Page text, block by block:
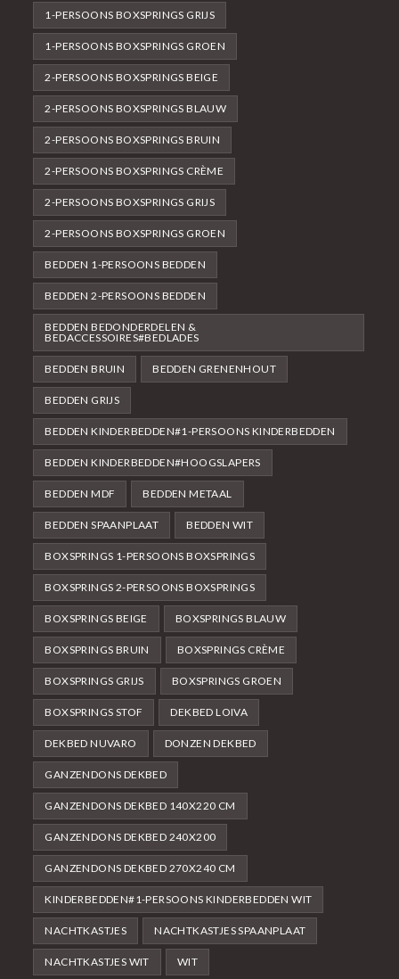
1-PERSOONS BOXSPRINGS GRIJS
1-PERSOONS BOXSPRINGS GROEN
2-PERSOONS BOXSPRINGS BEIGE
2-PERSOONS BOXSPRINGS BLAUW
2-PERSOONS BOXSPRINGS BRUIN
2-PERSOONS BOXSPRINGS CRÈME
2-PERSOONS BOXSPRINGS GRIJS
2-PERSOONS BOXSPRINGS GROEN
BEDDEN 1-PERSOONS BEDDEN
BEDDEN 2-PERSOONS BEDDEN
BEDDEN BEDONDERDELEN &
BEDACCESSOIRES#BEDLADES
BEDDEN BRUIN BEDDEN GRENENHOUT
BEDDEN GRIJS
BEDDEN KINDERBEDDEN#1-PERSOONS KINDERBEDDEN
BEDDEN KINDERBEDDEN#HOOGSLAPERS
BEDDEN MDF BEDDEN METAAL
BEDDEN SPAANPLAAT BEDDEN WIT
BOXSPRINGS 1-PERSOONS BOXSPRINGS
BOXSPRINGS 2-PERSOONS BOXSPRINGS
BOXSPRINGS BEIGE BOXSPRINGS BLAUW
BOXSPRINGS BRUIN BOXSPRINGS CRÈME
BOXSPRINGS GRIJS BOXSPRINGS GROEN
BOXSPRINGS STOF DEKBED LOIVA
DEKBED NUVARO DONZEN DEKBED
GANZENDONS DEKBED
GANZENDONS DEKBED 140X220 CM
GANZENDONS DEKBED 240X200
GANZENDONS DEKBED 270X240 CM
KINDERBEDDEN#1-PERSOONS KINDERBEDDEN WIT
NACHTKASTJES NACHTKASTJES SPAANPLAAT
NACHTKASTJES WIT WIT